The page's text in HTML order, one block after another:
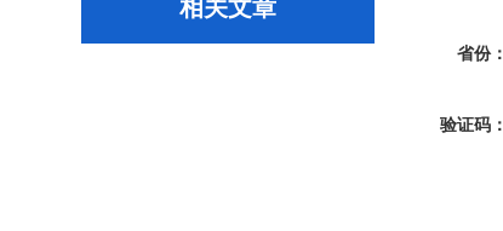
相关文章
省份：
验证码：